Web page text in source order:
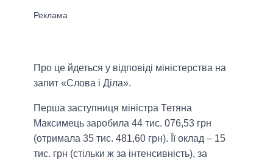
Про це йдеться у відповіді міністерства на
запит «Слова і Діла».
Перша заступниця міністра Тетяна
Максимець заробила 44 тис. 076,53 грн
(отримала 35 тис. 481,60 грн). Її оклад – 15
тис. грн (стільки ж за інтенсивність), за